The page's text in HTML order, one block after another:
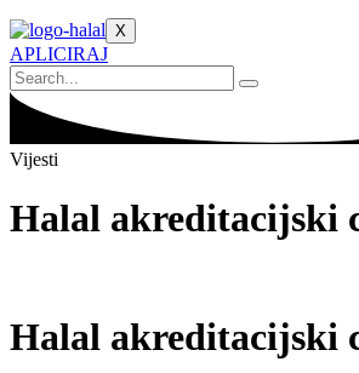
X
APLICIRAJ
Vijesti
Halal akreditacijski
Halal akreditacijski